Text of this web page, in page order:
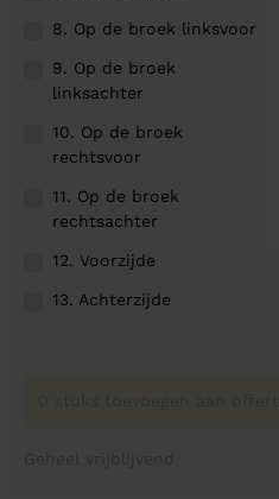
8. Op de broek linksvoor
9. Op de broek
linksachter
10. Op de broek
rechtsvoor
11. Op de broek
rechtsachter
12. Voorzijde
13. Achterzijde